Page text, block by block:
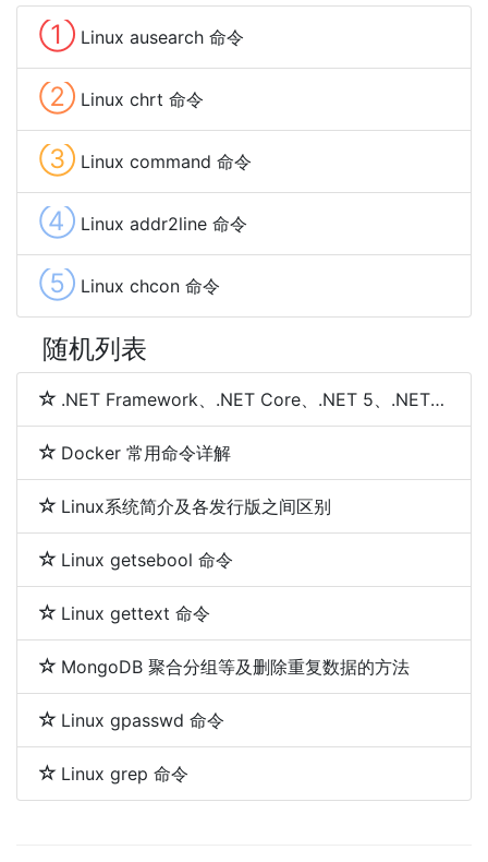
① Linux ausearch 命令
② Linux chrt 命令
③ Linux command 命令
④ Linux addr2line 命令
⑤ Linux chcon 命令
随机列表
.NET Framework、.NET Core、.NET 5、.NET 6和.NET 7 简介及区别
Docker 常用命令详解
Linux系统简介及各发行版之间区别
Linux getsebool 命令
Linux gettext 命令
MongoDB 聚合分组等及删除重复数据的方法
Linux gpasswd 命令
Linux grep 命令